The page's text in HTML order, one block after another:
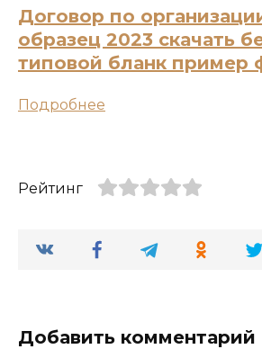
Договор по
образец 2023 скачать
типовой бланк пример
Подробнее
Рейтинг
Добавить комментарий